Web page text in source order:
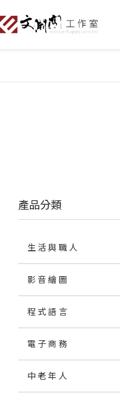
產品分類
生活與職人
影音繪圖
程式語言
電子商務
中老年人